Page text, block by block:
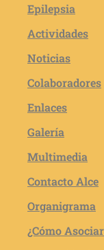
Epilepsia
Actividades
Noticias
Colaboradores
Enlaces
Galería
Multimedia
Contacto Alce
Organigrama
¿Cómo